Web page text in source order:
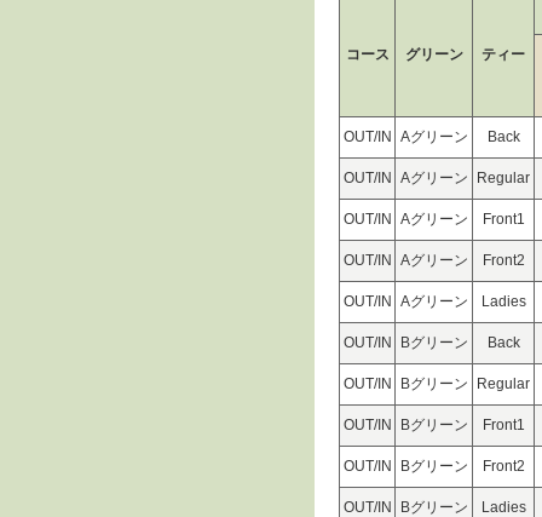
コース グリーン ティー
OUT/IN Aグリーン Back
OUT/IN Aグリーン Regular
OUT/IN Aグリーン Front1
OUT/IN Aグリーン Front2
OUT/IN Aグリーン Ladies
OUT/IN Bグリーン Back
OUT/IN Bグリーン Regular
OUT/IN Bグリーン Front1
OUT/IN Bグリーン Front2
OUT/IN Bグリーン Ladies